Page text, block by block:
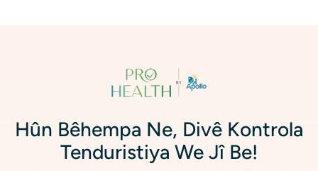
Hûn Bêhempa Ne, Divê Kontrola
Tenduristiya We Jî Be!